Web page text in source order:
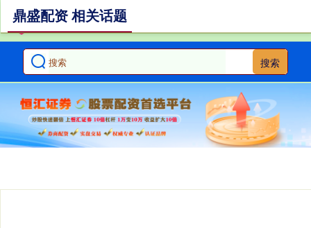
搜索
鼎盛配资 相关话题